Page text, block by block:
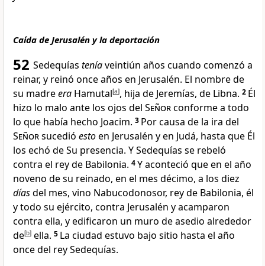
Caída de Jerusalén y la deportación
52 Sedequías teníaveintiún años cuando comenzó a
reinar, y reinó once años en Jerusalén. El nombre de
su madreera Hamutal[a], hija de Jeremías, de Libna. 2 Él
hizo lo malo ante los ojos del Señorconforme a todo
lo que había hecho Joacim. 3 Por causa de la ira del
Señorsucedió estoen Jerusalén y en Judá, hasta que Él
los echó de Su presencia. Y Sedequías se rebeló
contra el rey de Babilonia. 4Y aconteció que en el año
noveno de su reinado, en el mes décimo, a los diez
díasdel mes, vino Nabucodonosor, rey de Babilonia, él
y todo su ejército, contra Jerusalén y acamparon
contra ella, y edificaron un muro de asedio alrededor
de[b] ella. 5 La ciudad estuvo bajo sitio hasta el año
once del rey Sedequías.